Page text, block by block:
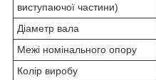
виступаючої частини)
Діаметр вала
Межі номінального опору
Колір виробу